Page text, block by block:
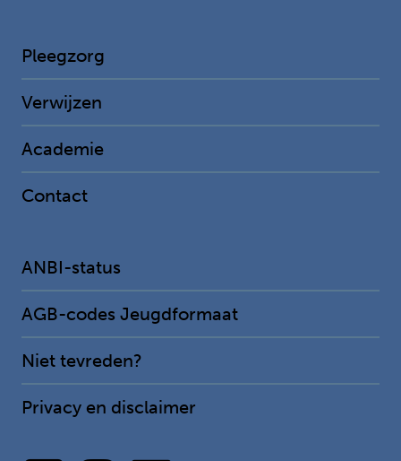
Pleegzorg
Verwijzen
Academie
Contact
ANBI-status
AGB-codes Jeugdformaat
Niet tevreden?
Privacy en disclaimer